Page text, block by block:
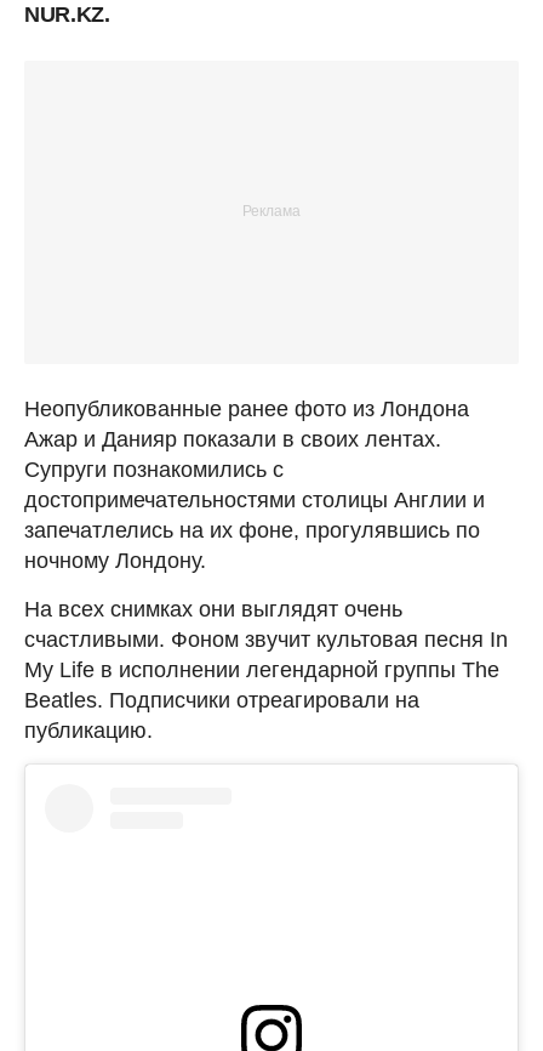
NUR.KZ.
Неопубликованные ранее фото из Лондона
Ажар и Данияр показали в своих лентах.
Супруги познакомились с
достопримечательностями столицы Англии и
запечатлелись на их фоне, прогулявшись по
ночному Лондону.
На всех снимках они выглядят очень
счастливыми. Фоном звучит культовая песня In
My Life в исполнении легендарной группы The
Beatles. Подписчики отреагировали на
публикацию.